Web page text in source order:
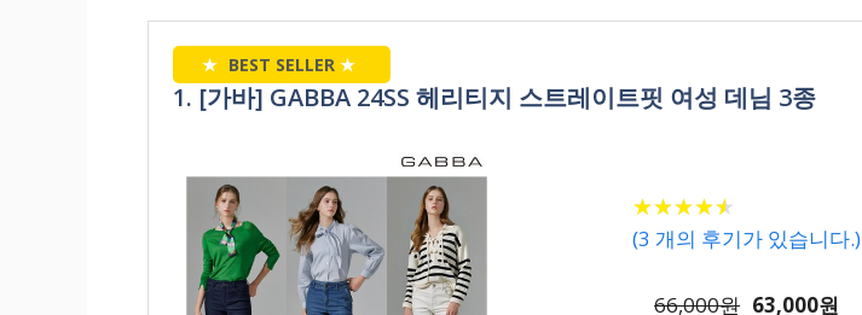
★ BEST SELLER ★
1. [가바] GABBA 24SS 헤리티지 스트레이트핏 여성 데님 3종
★★★★★
★★★★★
(3 개의 후기가 있습니다.)
66,000원 63,000원